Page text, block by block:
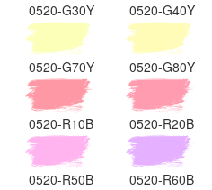
0520-G30Y 0520-G40Y
0520-G70Y 0520-G80Y
0520-R10B 0520-R20B
0520-R50B 0520-R60B